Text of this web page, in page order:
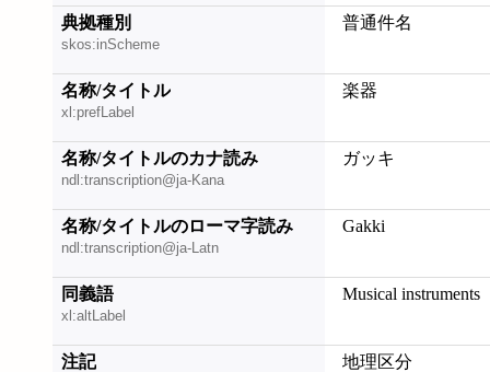
典拠種別
skos:inScheme
普通件名
名称/タイトル
xl:prefLabel
楽器
名称/タイトルのカナ読み
ndl:transcription@ja-Kana
ガッキ
名称/タイトルのローマ字読み
ndl:transcription@ja-Latn
Gakki
同義語
xl:altLabel
Musical instruments
注記 地理区分